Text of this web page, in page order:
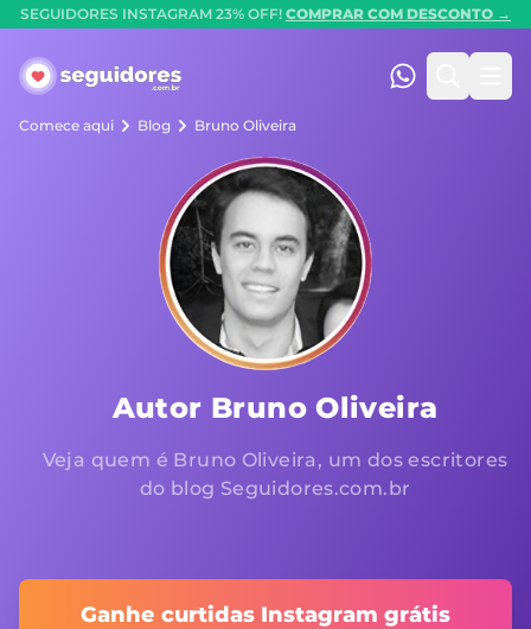
SEGUIDORES INSTAGRAM 23% OFF! COMPRAR COM DESCONTO →
Seguidores.com.br
(47) 99247-
Comece aqui Blog Bruno Oliveira
Autor Bruno Oliveira
Veja quem é Bruno Oliveira, um dos escritores
do blog Seguidores.com.br
Ganhe curtidas Instagram grátis